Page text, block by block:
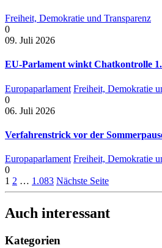
Freiheit, Demokratie und Transparenz
0
09. Juli 2026
EU-Parlament winkt Chatkontrolle
Europaparlament Freiheit, Demokratie
0
06. Juli 2026
Verfahrenstrick vor der
Europaparlament Freiheit, Demokratie
0
1 2 … 1.083 Nächste Seite
Auch interessant
Kategorien